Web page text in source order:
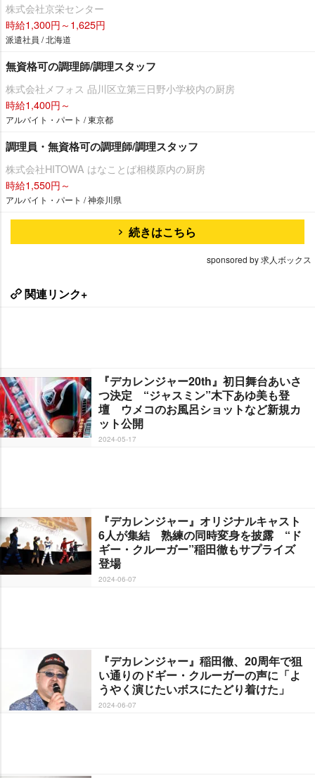
株式会社京栄センター
時給1,300円～1,625円
派遣社員 / 北海道
無資格可の調理師/調理スタッフ
株式会社メフォス 品川区立第三日野小学校内の厨房
時給1,400円～
アルバイト・パート / 東京都
調理員・無資格可の調理師/調理スタッフ
株式会社HITOWA はなことば相模原内の厨房
時給1,550円～
アルバイト・パート / 神奈川県
続きはこちら
sponsored by 求人ボックス
関連リンク+
『デカレンジャー20th』初日舞台あいさ
つ決定 “ジャスミン”木下あゆ美も登
壇 ウメコのお風呂ショットなど新規カ
ット公開
2024-05-17
『デカレンジャー』オリジナルキャスト
6人が集結 熟練の同時変身を披露 “ド
ギー・クルーガー”稲田徹もサプライズ
登場
2024-06-07
『デカレンジャー』稲田徹、20周年で狙
い通りのドギー・クルーガーの声に「よ
うやく演じたいボスにたどり着けた」
2024-06-07